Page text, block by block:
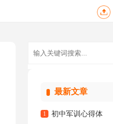
最新文章
1 初中军训心得体